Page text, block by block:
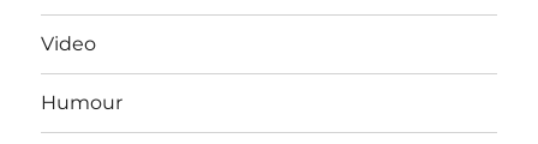
Video
Humour